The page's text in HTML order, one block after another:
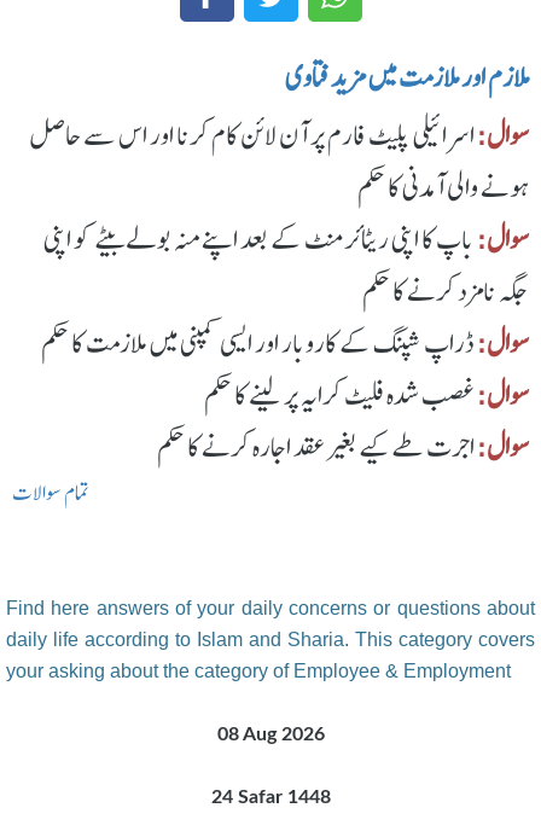
ملازم اور ملازمت میں مزید فتاوی
سوال:اسرائیلی پلیٹ فارم پر آن لائن کام کرنا اور اس سے حاصل
ہونے والی آمدنی کا حکم
سوال:باپ کا اپنی ریٹائرمنٹ کے بعد اپنے منہ بولے بیٹے کو اپنی
جگہ نامزد کرنے کا حکم
سوال:ڈراپ شپنگ کے کاروبار اور ایسی کمپنی میں ملازمت کا حکم
سوال:غصب شدہ فلیٹ کرایہ پر لینے کا حکم
سوال:اجرت طے کیے بغیر عقد اجارہ کرنے کا حکم
تمام سوالات
Find here answers of your daily concerns or questions about
daily life according to Islam and Sharia. This category covers
your asking about the category of Employee & Employment
08 Aug 2026
24 Safar 1448